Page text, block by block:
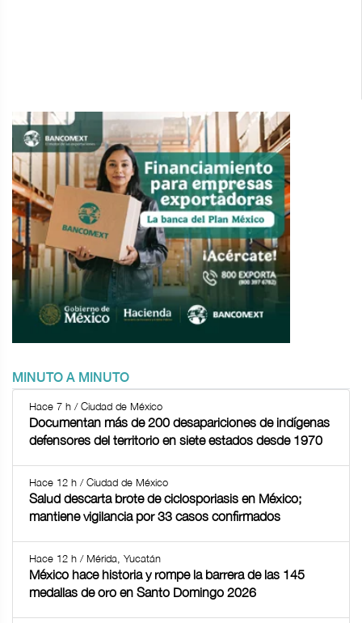
MINUTO A MINUTO
Hace 7 h / Ciudad de México
Documentan más de 200 desapariciones de indígenas
defensores del territorio en siete estados desde 1970
Hace 12 h / Ciudad de México
Salud descarta brote de ciclosporiasis en México;
mantiene vigilancia por 33 casos confirmados
Hace 12 h / Mérida, Yucatán
México hace historia y rompe la barrera de las 145
medallas de oro en Santo Domingo 2026